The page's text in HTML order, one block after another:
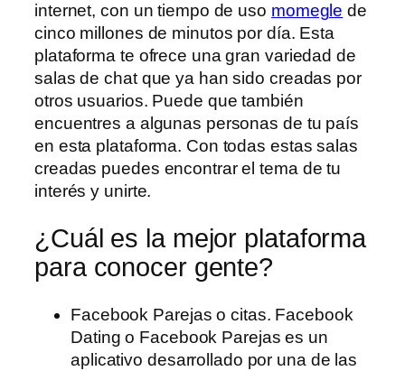
internet, con un tiempo de uso momegle de
cinco millones de minutos por día. Esta
plataforma te ofrece una gran variedad de
salas de chat que ya han sido creadas por
otros usuarios. Puede que también
encuentres a algunas personas de tu país
en esta plataforma. Con todas estas salas
creadas puedes encontrar el tema de tu
interés y unirte.
¿Cuál es la mejor plataforma
para conocer gente?
Facebook Parejas o citas. Facebook
Dating o Facebook Parejas es un
aplicativo desarrollado por una de las